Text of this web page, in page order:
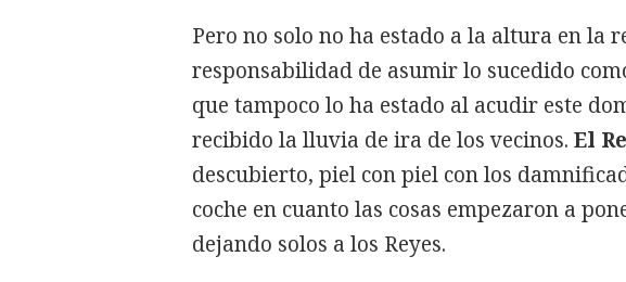
Pero no solo no ha estado a la altura en la
responsabilidad de asumir lo sucedido
que tampoco lo ha estado al acudir este
recibido la lluvia de ira de los vecinos. El
descubierto, piel con piel con los
coche en cuanto las cosas empezaron a
dejando solos a los Reyes.